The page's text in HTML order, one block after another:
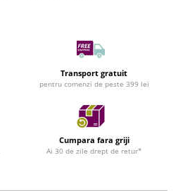
Transport gratuit
pentru comenzi de peste 399 lei
Cumpara fara griji
Ai 30 de zile drept de retur*